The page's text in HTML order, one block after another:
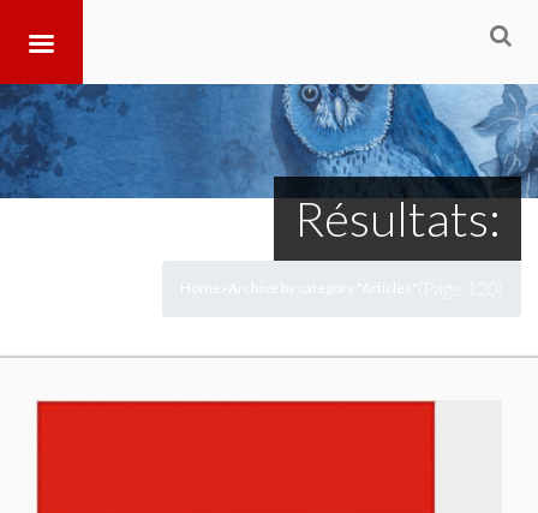
Résultats: